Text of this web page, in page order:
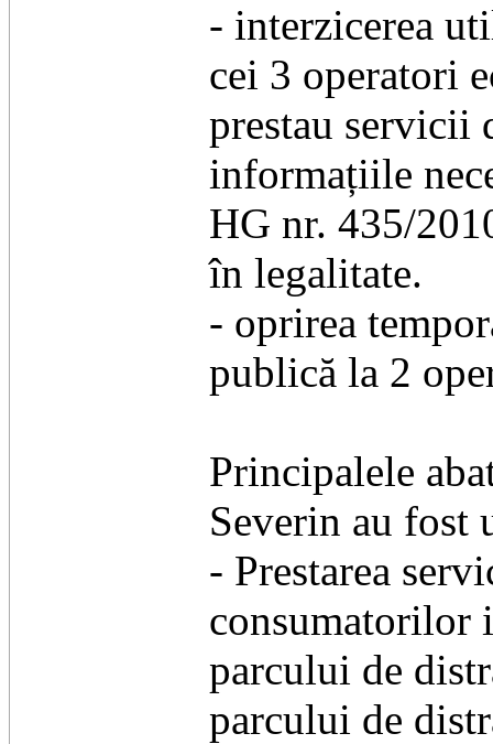
- interzicerea
cei 3 operatori
prestau servicii
informațiile
HG nr. 435/
în legalitate.
- oprirea
publică la 2
Principalele
Severin au fost
- Prestarea
consumatorilor
parcului de
parcului de